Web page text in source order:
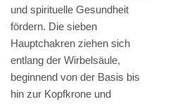
und spirituelle Gesundheit
fördern. Die sieben
Hauptchakren ziehen sich
entlang der Wirbelsäule,
beginnend von der Basis bis
hin zur Kopfkrone und